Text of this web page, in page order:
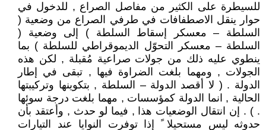
للسيطرة على الكثير من مفاصل الصراع , للدخول في
حوار ينقل الاصطفافات في طرفي الصراع من وضعية (
السلطة – معسكر إسقاط السلطة ) إلى وضعية (
السلطة – معسكر التحوّل الديموقراطي للسلطة ) بما
ينطوي عليه ذلك من جولات صراعية مُقبلة , لكن هذه
الجولات , ومهما بلغت الضراوة فيها , تبقى في إطار
الدولة . ( لا أقصد الدولة – السلطة , بتكوينها وتركيبتها
الحالية , انما الدولة كمؤسسات , مهما بلغت درجة سوئها
. ) . إن انتقال الوضعيات هذا , فيما لو حدث , وأعتقد بأن
حدوثه ليس مستحيلا ً إذا توفرت النوايا عند التيارات